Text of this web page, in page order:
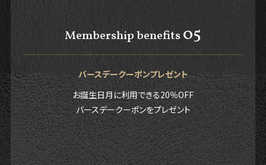
Membership benefits05
バースデークーポンプレゼント
お誕生日月に利用できる20％OFF
バースデークーポンをプレゼント